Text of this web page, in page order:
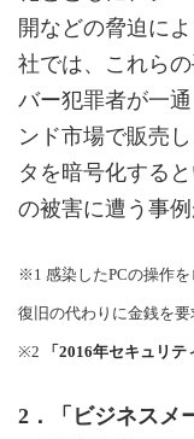
開などの脅迫に
社では、これら
バー犯罪者が一
ンド市場で販売
タを暗号化する
の被害に遭う事
※1 感染したPCの操作
復旧の代わりに金銭を
※2 「2016年セキュリテ
2．「ビジネスメ